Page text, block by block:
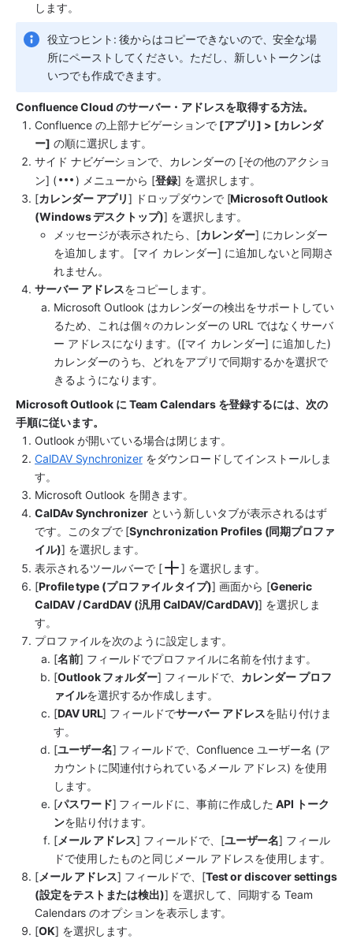
します。
役立つヒント: 後からはコピーできないので、安全な場
所にペーストしてください。 ただし、新しいトークンは
いつでも作成できます。
Confluence Cloud のサーバー・アドレスを取得する方法。
Confluence の上部ナビゲーションで [アプリ] > [カレンダ
ー] の順に選択します。
サイド ナビゲーションで、カレンダーの [その他のアクショ
ン] (
) メニューから [登録] を選択します。
[カレンダー アプリ] ドロップダウンで [Microsoft Outlook
(Windows デスクトップ)] を選択します。
メッセージが表示されたら、[カレンダー] にカレンダー
を追加します。 [マイ カレンダー] に追加しないと同期さ
れません。
サーバー アドレスをコピーします。
Microsoft Outlook はカレンダーの検出をサポートしてい
るため、これは個々のカレンダーの URL ではなくサーバ
ー アドレスになります。([マイ カレンダー] に追加した)
カレンダーのうち、どれをアプリで同期するかを選択で
きるようになります。
Microsoft Outlook に Team Calendars を登録するには、次の
手順に従います。
Outlook が開いている場合は閉じます。
CalDAV Synchronizer をダウンロードしてインストールしま
す。
Microsoft Outlook を開きます。
CalDAv Synchronizer という新しいタブが表示されるはず
です。このタブで [Synchronization Profiles (同期プロファ
イル)] を選択します。
表示されるツールバーで [
] を選択します。
[Profile type (プロファイル タイプ)] 画面から [Generic
CalDAV / CardDAV (汎用 CalDAV/CardDAV)] を選択しま
す。
プロファイルを次のように設定します。
[名前] フィールドでプロファイルに名前を付けます。
[Outlook フォルダー] フィールドで、 カレンダー プロフ
ァイルを選択するか作成します。
[DAV URL] フィールドでサーバー アドレスを貼り付けま
す。
[ユーザー名] フィールドで、Confluence ユーザー名 (ア
カウントに関連付けられているメール アドレス) を使用
します。
[パスワード] フィールドに、事前に作成した API トーク
ンを貼り付けます。
[メール アドレス] フィールドで、[ユーザー名] フィール
ドで使用したものと同じメール アドレスを使用します。
[メール アドレス] フィールドで、[Test or discover settings
(設定をテストまたは検出)] を選択して、同期する Team
Calendars のオプションを表示します。
[OK] を選択します。